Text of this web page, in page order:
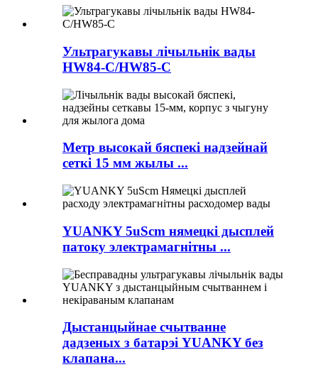
Ультрагукавы лічыльнік вады
HW84-C/HW85-C
Метр высокай бяспекі надзейнай
сеткі 15 мм жылы ...
YUANKY 5uScm нямецкі дысплей
патоку электрамагнітны ...
Дыстанцыйнае счытванне
дадзеных з батарэі YUANKY без
клапана...